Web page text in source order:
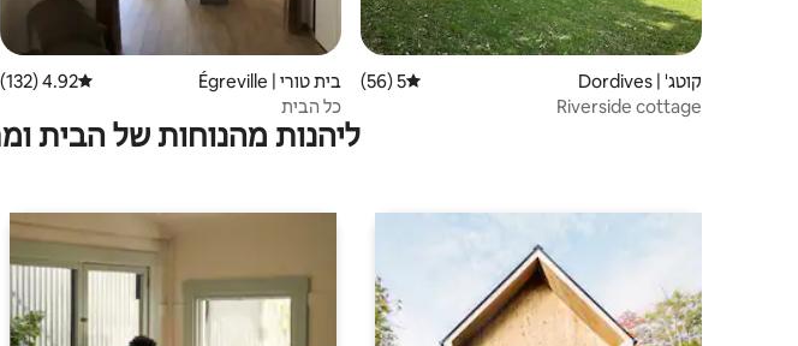
קוטג' | Dordives דירוג ממוצע של 5 מתוך 5, 56 ביקורות
5 (56)
Riverside cottage
בית טורי | Égreville דירוג ממוצע של 4.92 מתוך 5,
4.92 (132)
כל הבית
ליהנות מהנוחות של הבית